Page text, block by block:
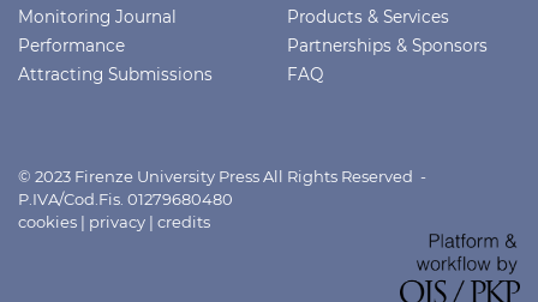
Monitoring Journal
Performance
Attracting Submissions
Products & Services
Partnerships & Sponsors
FAQ
© 2023 Firenze University Press All Rights Reserved -
P.IVA/Cod.Fis. 01279680480
cookies | privacy | credits